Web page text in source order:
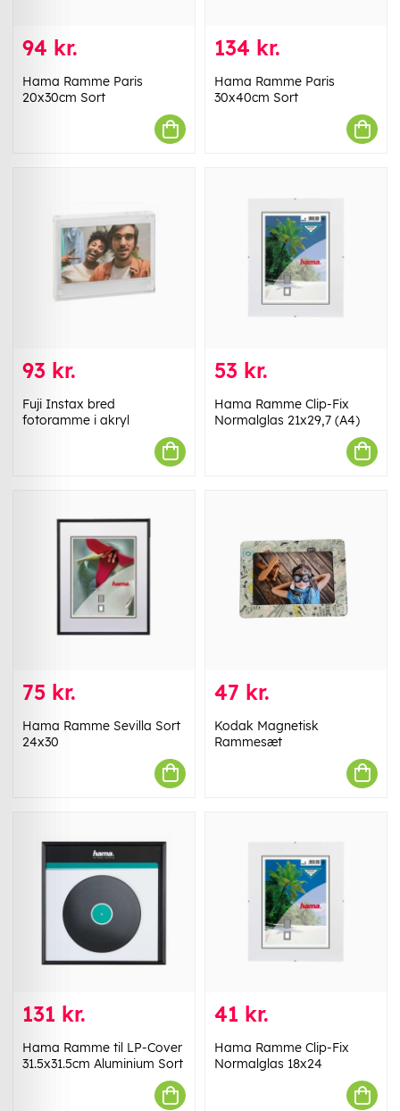
94 kr.
Hama Ramme Paris
20x30cm Sort
134 kr.
Hama Ramme Paris
30x40cm Sort
93 kr.
Fuji Instax bred
fotoramme i akryl
53 kr.
Hama Ramme Clip-Fix
Normalglas 21x29,7 (A4)
75 kr.
Hama Ramme Sevilla Sort
24x30
47 kr.
Kodak Magnetisk
Rammesæt
131 kr.
Hama Ramme til LP-Cover
31.5x31.5cm Aluminium Sort
41 kr.
Hama Ramme Clip-Fix
Normalglas 18x24